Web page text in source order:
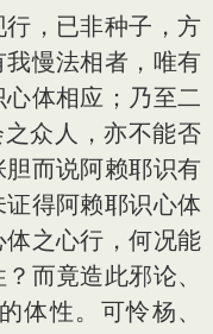
，已非种子，方
慢法相者，唯有
体相应；乃至二
众人，亦不能否
而说阿赖耶识有
得阿赖耶识心体
之心行，何况能
而竟造此邪论、
体性。可怜杨、